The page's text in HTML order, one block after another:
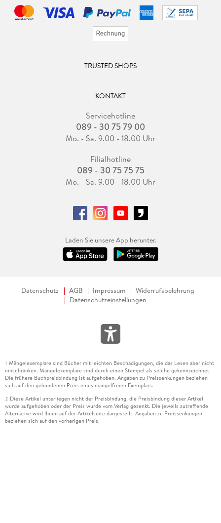
TRUSTED SHOPS
KONTAKT
Servicehotline
089 - 30 75 79 00
Mo. - Sa. 9.00 - 18.00 Uhr
Filialhotline
089 - 30 75 75 75
Mo. - Sa. 9.00 - 18.00 Uhr
Laden Sie unsere App herunter.
Datenschutz AGB Impressum
Widerrufsbelehrung
Datenschutzeinstellungen
1 Mängelexemplare sind Bücher mit leichten Beschädigungen, die das Lesen aber nicht
einschränken. Mängelexemplare sind durch einen Stempel als solche gekennzeichnet.
Die frühere Buchpreisbindung ist aufgehoben. Angaben zu Preissenkungen beziehen
sich auf den gebundenen Preis eines mangelfreien Exemplars.
2 Diese Artikel unterliegen nicht der Preisbindung, die Preisbindung dieser Artikel
wurde aufgehoben oder der Preis wurde vom Verlag gesenkt. Die jeweils zutreffende
Alternative wird Ihnen auf der Artikelseite dargestellt. Angaben zu Preissenkungen
beziehen sich auf den vorherigen Preis.